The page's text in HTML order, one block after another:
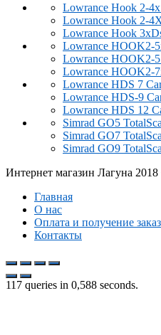
Lowrance Hook 2-
Lowrance Hook 2-
Lowrance Hook
Lowrance HOOK2-
Lowrance HOOK2-
Lowrance HOOK2-
Lowrance HDS 7
Lowrance HDS-9
Lowrance HDS 12
Simrad GO5
Simrad GO7
Simrad GO9
Интернет магазин Лагуна
Главная
О нас
Оплата и получение
Контакты
117 queries in 0,588 seconds.